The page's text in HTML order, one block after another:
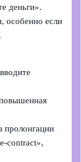
деньги».
особенно если
пролонгации
contract»,